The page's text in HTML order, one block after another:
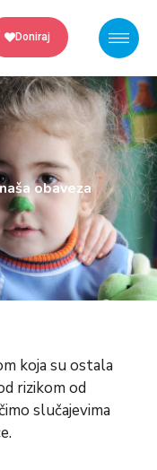
Doniraj
obaveza
koja su ostala
rizikom od
slučajevima